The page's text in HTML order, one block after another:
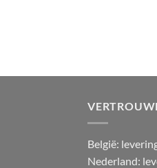
België:
Nederland: